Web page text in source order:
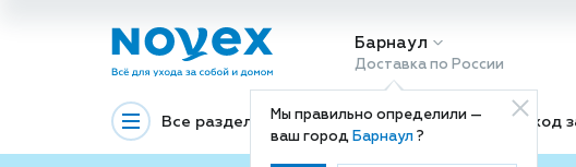
Барнаул
Доставка по России
Мы правильно определили —
ваш город Барнаул?
Все разделы Декоративная косметика Уход